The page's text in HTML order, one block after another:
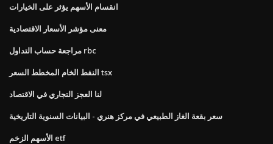
انقسام الأسهم يؤثر على الخيارات
معنى مؤشر الأسعار الاقتصادية
مراجعة حساب التداول rbc
النفط الخام المخطط السعر tsx
لنا العجز التجاري في الاقتصاد
سعر بقعة الغاز الطبيعي في مركز هنري - البيانات السنوية التاريخية
الأسهم الزخم etf